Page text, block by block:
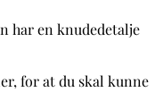
har en knudedetalje
for at du skal kunne